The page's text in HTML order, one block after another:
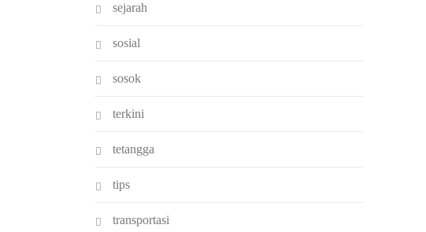
sejarah
sosial
sosok
terkini
tetangga
tips
transportasi